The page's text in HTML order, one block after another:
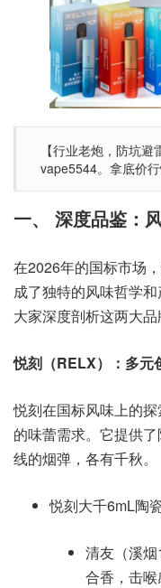
【行业老炮，防坑避
vape5544。拿底价
一、 深度品鉴：
在2026年的国标市场
成了独特的风味哲学
大家深度剖析这两大品
悦刻（RELX）：多元
悦刻在国标风味上的
的味蕾需求。它提供
线的烟弹，各有千秋。
悦刻大千6mL陶
清友（溪
合香，击喉